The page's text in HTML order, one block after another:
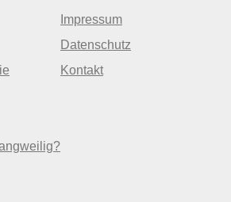
Impressum
Datenschutz
Kontakt